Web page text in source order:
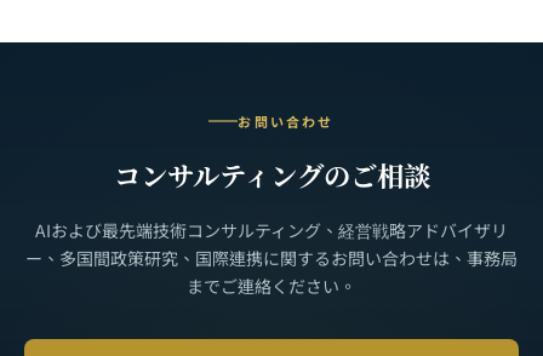
お問い合わせ
コンサルティングのご相談
AIおよび最先端技術コンサルティング、経営戦略アドバイザリ
ー、多国間政策研究、国際連携に関するお問い合わせは、事務局
までご連絡ください。